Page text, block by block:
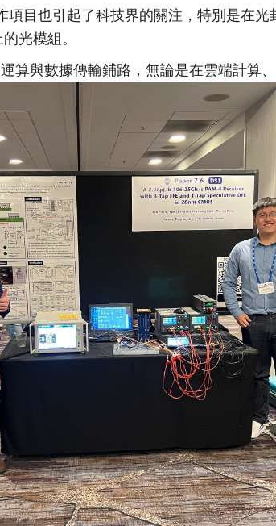
項目也引起了科技界的關注，特別是在
光模組。
算與數據傳輸鋪路，無論是在雲端計算